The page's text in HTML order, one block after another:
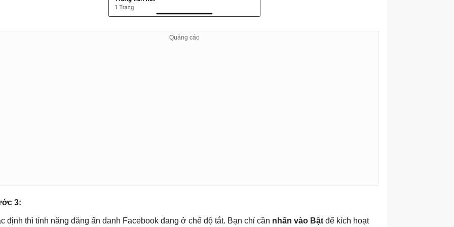
3:
định thì tính năng đăng ẩn danh Facebook đang ở chế độ tắt. Bạn chỉ cần nhấn vào Bật để kích hoạt